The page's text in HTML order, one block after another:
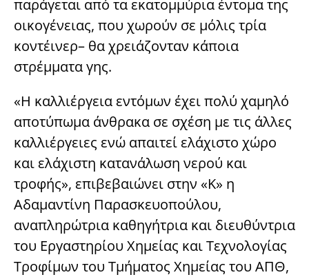
παράγεται από τα εκατομμύρια έντομα της
οικογένειας, που χωρούν σε μόλις τρία
κοντέινερ– θα χρειάζονταν κάποια
στρέμματα γης.
«Η καλλιέργεια εντόμων έχει πολύ χαμηλό
αποτύπωμα άνθρακα σε σχέση με τις άλλες
καλλιέργειες ενώ απαιτεί ελάχιστο χώρο
και ελάχιστη κατανάλωση νερού και
τροφής», επιβεβαιώνει στην «Κ» η
Αδαμαντίνη Παρασκευοπούλου,
αναπληρώτρια καθηγήτρια και διευθύντρια
του Εργαστηρίου Χημείας και Τεχνολογίας
Τροφίμων του Τμήματος Χημείας του ΑΠΘ,